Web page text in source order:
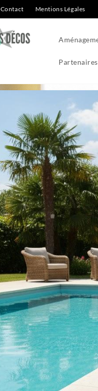
Contact Mentions Légales
Partenaires